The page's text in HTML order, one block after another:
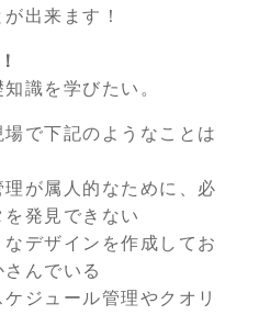
出来ます！
識を学びたい。
で下記のようなことは
理が属人的なために、必
発見できない
なデザインを作成してお
んでいる
ジュール管理やクオリ